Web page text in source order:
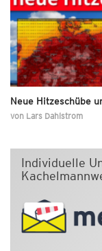
Neue Hitzeschübe
von Lars Dahlstrom
Individuelle